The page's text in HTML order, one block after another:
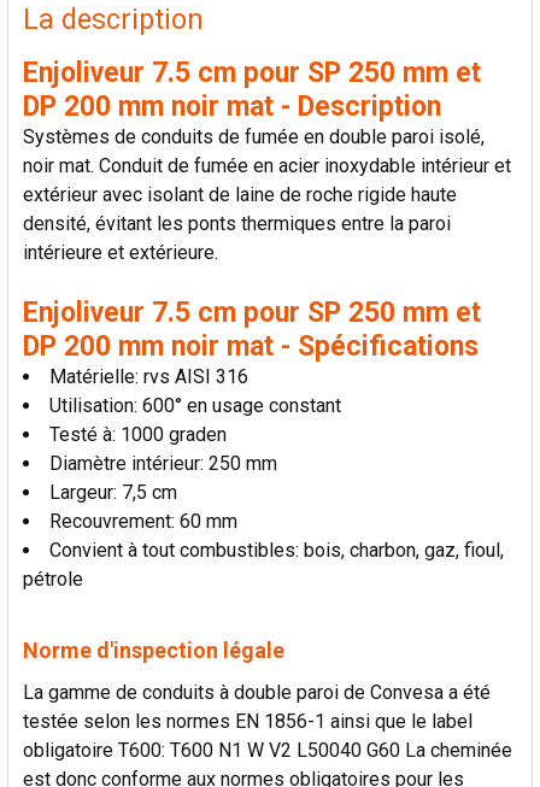
FRÉQUEMMENT
ACHETÉS
SÉLECTIONNER
AJOUTER
LA
SÉLECTION
AU PANIER
La description
Enjoliveur 7.5 cm pour SP 250 mm et
DP 200 mm noir mat - Description
Systèmes de conduits de fumée en double paroi isolé,
noir mat. Conduit de fumée en acier inoxydable intérieur et
extérieur avec isolant de laine de roche rigide haute
densité, évitant les ponts thermiques entre la paroi
intérieure et extérieure.
Enjoliveur 7.5 cm pour SP 250 mm et
DP 200 mm noir mat - Spécifications
Matérielle: rvs AISI 316
Utilisation: 600° en usage constant
Testé à: 1000 graden
Diamètre intérieur: 250 mm
Largeur: 7,5 cm
Recouvrement: 60 mm
Convient à tout combustibles: bois, charbon, gaz, fioul,
pétrole
Norme d'inspection légale
La gamme de conduits à double paroi de Convesa a été
testée selon les normes EN 1856-1 ainsi que le label
obligatoire T600: T600 N1 W V2 L50040 G60 La cheminée
est donc conforme aux normes obligatoires pour les